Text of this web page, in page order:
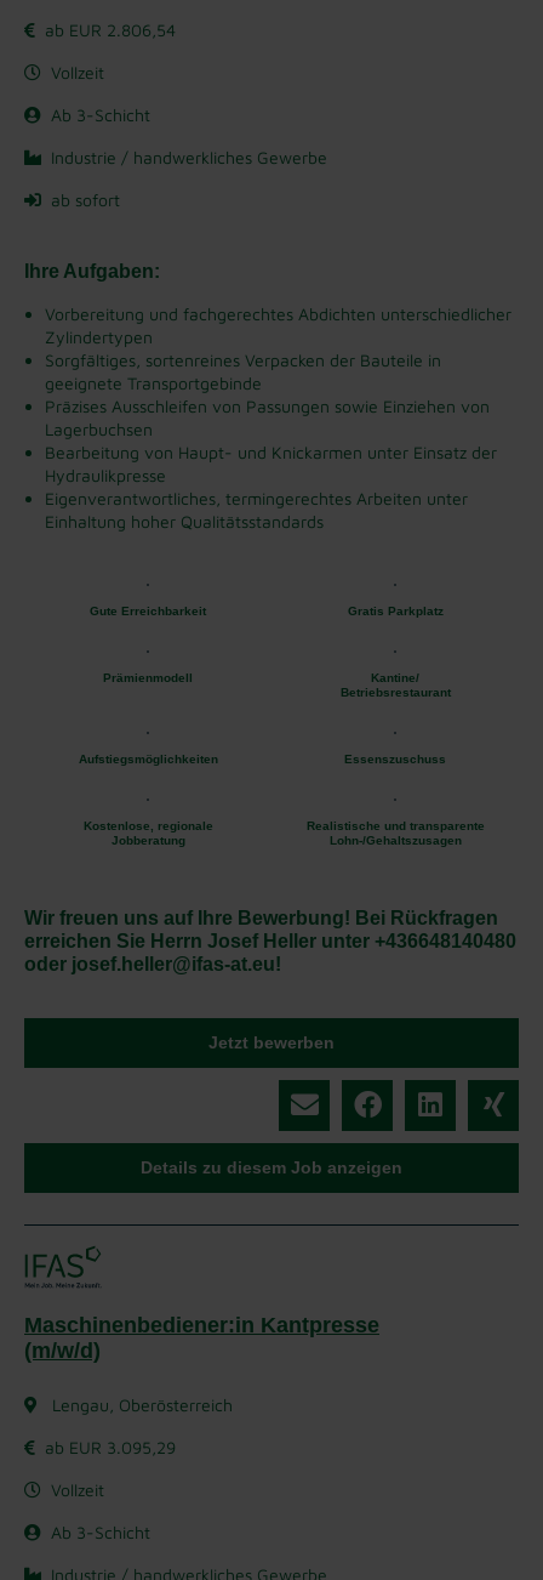
ab EUR 2.806,54
Vollzeit
Ab 3-Schicht
Industrie / handwerkliches Gewerbe
ab sofort
Ihre Aufgaben:
Vorbereitung und fachgerechtes Abdichten unterschiedlicher
Zylindertypen
Sorgfältiges, sortenreines Verpacken der Bauteile in
geeignete Transportgebinde
Präzises Ausschleifen von Passungen sowie Einziehen von
Lagerbuchsen
Bearbeitung von Haupt- und Knickarmen unter Einsatz der
Hydraulikpresse
Eigenverantwortliches, termingerechtes Arbeiten unter
Einhaltung hoher Qualitätsstandards
Gute Erreichbarkeit Gratis Parkplatz
Prämienmodell
Kantine/
Betriebsrestaurant
Aufstiegsmöglichkeiten Essenszuschuss
Kostenlose, regionale
Jobberatung
Realistische und transparente
Lohn-/Gehaltszusagen
Wir freuen uns auf Ihre Bewerbung! Bei Rückfragen
erreichen Sie Herrn Josef Heller unter +436648140480
oder josef.heller@ifas-at.eu!
Jetzt bewerben
Details zu diesem Job anzeigen
Maschinenbediener:in Kantpresse
(m/w/d)
Lengau, Oberösterreich
ab EUR 3.095,29
Vollzeit
Ab 3-Schicht
Industrie / handwerkliches Gewerbe